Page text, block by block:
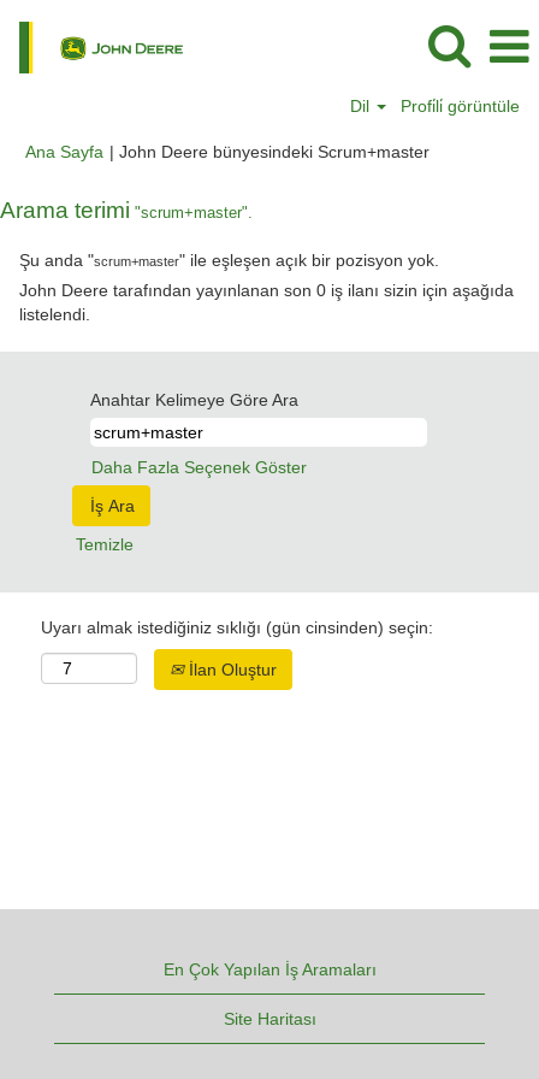
Dil Profi̇li̇ görüntüle
Ana Sayfa | John Deere bünyesindeki Scrum+master(mevcut
Arama terimi "scrum+master".
Şu anda "scrum+master" ile eşleşen açık bir pozisyon yok.
John Deere tarafından yayınlanan son 0 iş ilanı sizin için aşağıda
listelendi.
Anahtar Kelimeye Göre Ara
Daha Fazla Seçenek Göster
Temizle
Uyarı almak istediğiniz sıklığı (gün cinsinden) seçin:
İlan Oluştur
En Çok Yapılan İş Aramaları
Site Haritası